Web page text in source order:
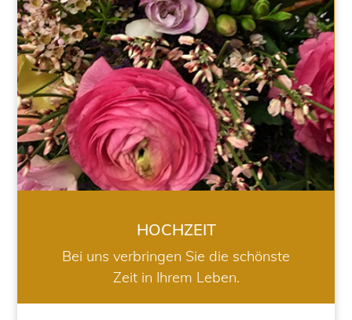
HOCHZEIT
HOCHZEIT
Bei uns verbringen Sie die schönste
Zeit in Ihrem Leben.